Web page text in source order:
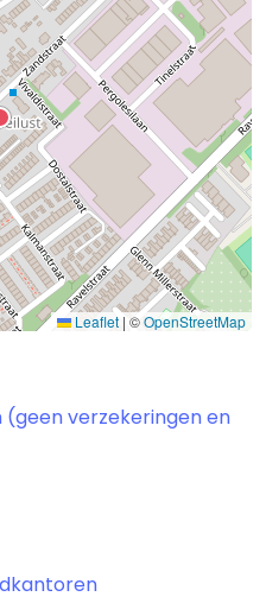
Leaflet | ©OpenStreetMap
(geen verzekeringen en